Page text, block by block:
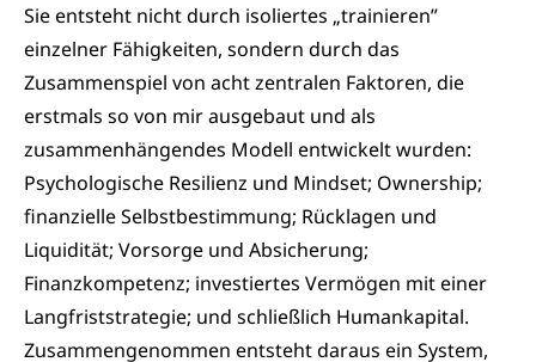
Sie entsteht nicht durch isoliertes „trainieren”
einzelner Fähigkeiten, sondern durch das
Zusammenspiel von acht zentralen Faktoren, die
erstmals so von mir ausgebaut und als
zusammenhängendes Modell entwickelt wurden:
Psychologische Resilienz und Mindset; Ownership;
finanzielle Selbstbestimmung; Rücklagen und
Liquidität; Vorsorge und Absicherung;
Finanzkompetenz; investiertes Vermögen mit einer
Langfriststrategie; und schließlich Humankapital.
Zusammengenommen entsteht daraus ein System,